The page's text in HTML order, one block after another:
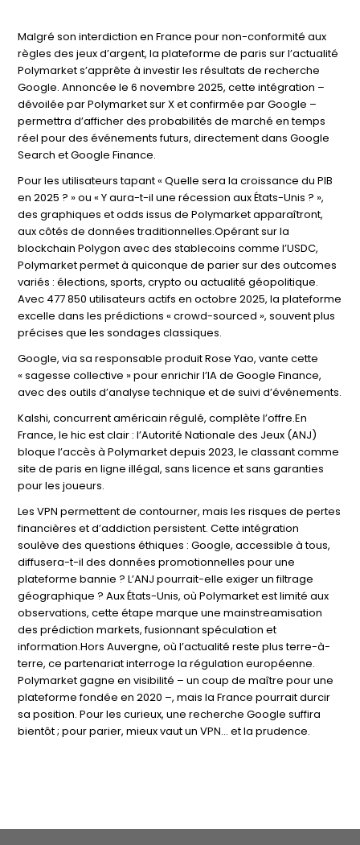
Malgré son interdiction en France pour non-conformité aux
règles des jeux d’argent, la plateforme de paris sur l’actualité
Polymarket s’apprête à investir les résultats de recherche
Google. Annoncée le 6 novembre 2025, cette intégration –
dévoilée par Polymarket sur X et confirmée par Google –
permettra d’afficher des probabilités de marché en temps
réel pour des événements futurs, directement dans Google
Search et Google Finance.
Pour les utilisateurs tapant « Quelle sera la croissance du PIB
en 2025 ? » ou « Y aura-t-il une récession aux États-Unis ? »,
des graphiques et odds issus de Polymarket apparaîtront,
aux côtés de données traditionnelles.Opérant sur la
blockchain Polygon avec des stablecoins comme l’USDC,
Polymarket permet à quiconque de parier sur des outcomes
variés : élections, sports, crypto ou actualité géopolitique.
Avec 477 850 utilisateurs actifs en octobre 2025, la plateforme
excelle dans les prédictions « crowd-sourced », souvent plus
précises que les sondages classiques.
Google, via sa responsable produit Rose Yao, vante cette
« sagesse collective » pour enrichir l’IA de Google Finance,
avec des outils d’analyse technique et de suivi d’événements.
Kalshi, concurrent américain régulé, complète l’offre.En
France, le hic est clair : l’Autorité Nationale des Jeux (ANJ)
bloque l’accès à Polymarket depuis 2023, le classant comme
site de paris en ligne illégal, sans licence et sans garanties
pour les joueurs.
Les VPN permettent de contourner, mais les risques de pertes
financières et d’addiction persistent. Cette intégration
soulève des questions éthiques : Google, accessible à tous,
diffusera-t-il des données promotionnelles pour une
plateforme bannie ? L’ANJ pourrait-elle exiger un filtrage
géographique ? Aux États-Unis, où Polymarket est limité aux
observations, cette étape marque une mainstreamisation
des prédiction markets, fusionnant spéculation et
information.Hors Auvergne, où l’actualité reste plus terre-à-
terre, ce partenariat interroge la régulation européenne.
Polymarket gagne en visibilité – un coup de maître pour une
plateforme fondée en 2020 –, mais la France pourrait durcir
sa position. Pour les curieux, une recherche Google suffira
bientôt ; pour parier, mieux vaut un VPN… et la prudence.